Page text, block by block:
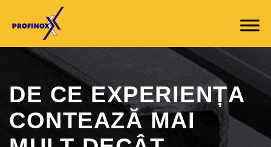
DE CE EXPERIENȚA
CONTEAZĂ MAI